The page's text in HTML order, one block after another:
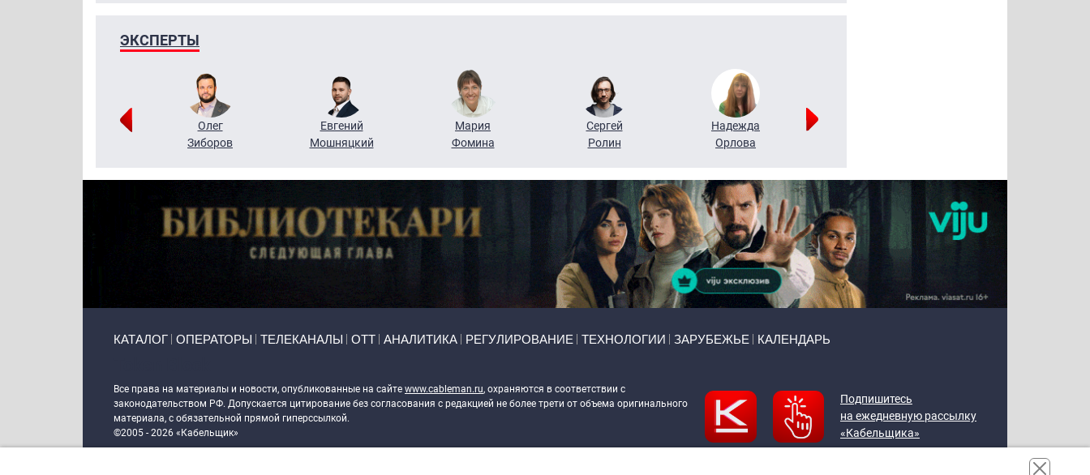
ЭКСПЕРТЫ
Олег
Зиборов
Евгений
Мошняцкий
Мария
Фомина
Сергей
Ролин
Надежда
Орлова
КАТАЛОГ ОПЕРАТОРЫ ТЕЛЕКАНАЛЫ ОТТ АНАЛИТИКА РЕГУЛИРОВАНИЕ ТЕХНОЛОГИИ ЗАРУБЕЖЬЕ КАЛЕНДАРЬ
Все права на материалы и новости, опубликованные на сайте www.cableman.ru, охраняются в соответствии с
законодательством РФ. Допускается цитирование без согласования с редакцией не более трети от объема оригинального
материала, с обязательной прямой гиперссылкой.
©2005 - 2026 «Кабельщик»
Подпишитесь
на ежедневную рассылку
«Кабельщика»